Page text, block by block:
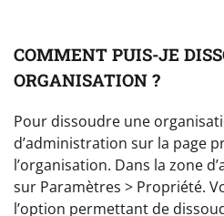
COMMENT PUIS-JE
ORGANISATION ?
Pour dissoudre une
d’administration sur la page
l’organisation. Dans la zone
sur Paramètres > Propriété.
l’option permettant de